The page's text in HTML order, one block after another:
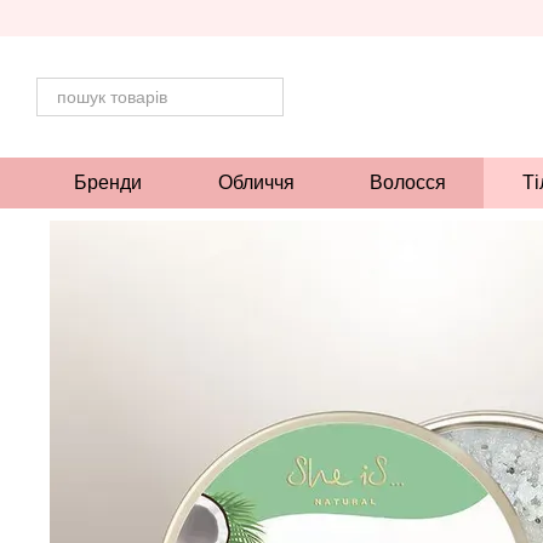
Бренди Обличчя Волосся